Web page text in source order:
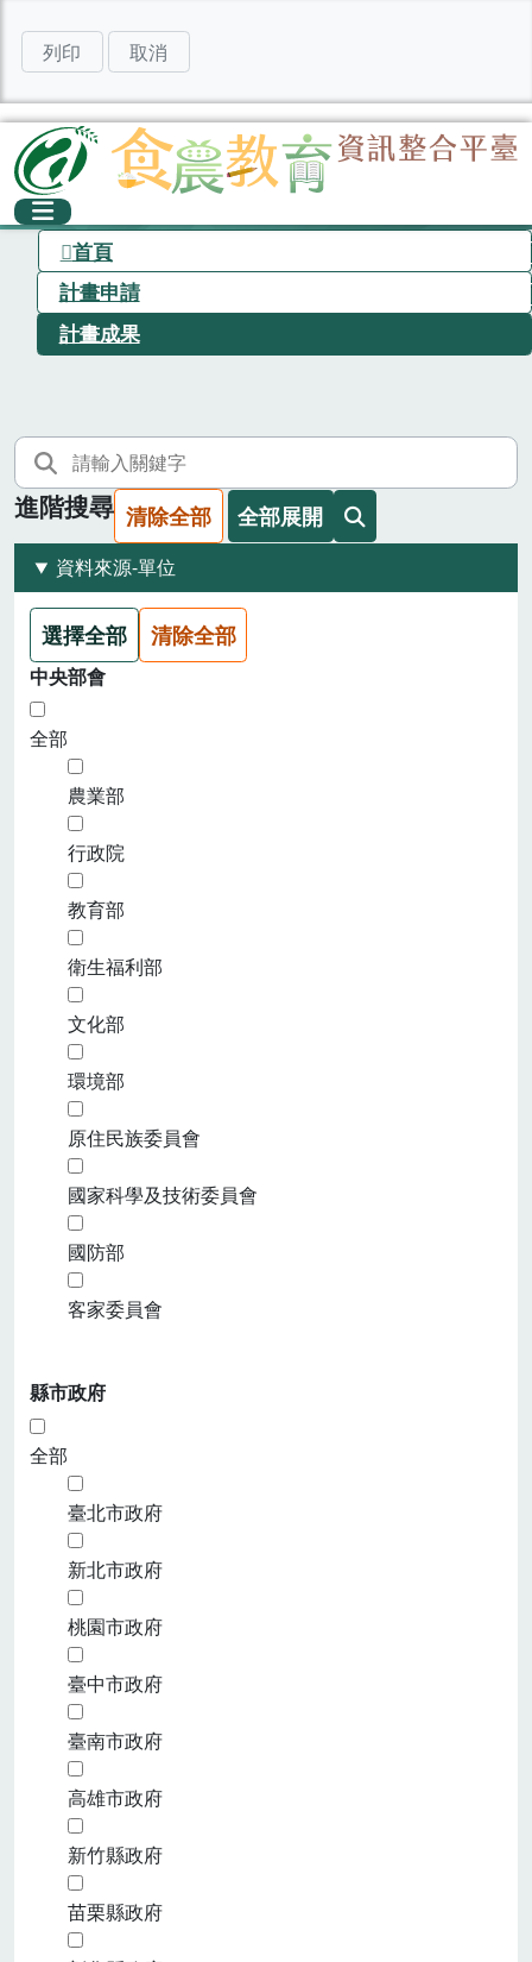
列印 取消
首頁
計畫申請
計畫成果
進階搜尋 清除全部 全部展開
資料來源-單位
選擇全部 清除全部
中央部會
全部
農業部
行政院
教育部
衛生福利部
文化部
環境部
原住民族委員會
國家科學及技術委員會
國防部
客家委員會
縣市政府
全部
臺北市政府
新北市政府
桃園市政府
臺中市政府
臺南市政府
高雄市政府
新竹縣政府
苗栗縣政府